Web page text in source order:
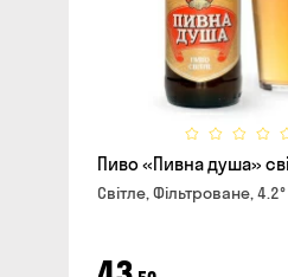
Пиво «Пивна душа»
Світле, Фільтроване, 4.2°